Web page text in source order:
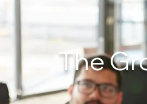
The